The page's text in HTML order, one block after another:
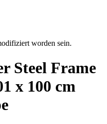
worden sein.
Steel Frame
x 100 cm